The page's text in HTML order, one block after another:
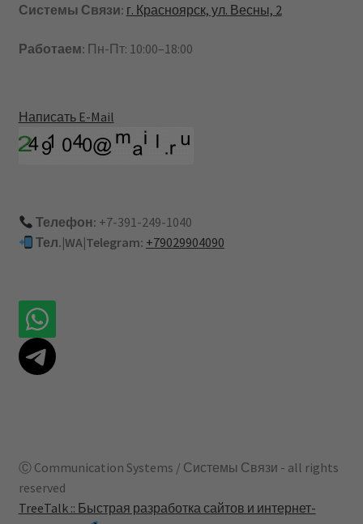
Системы Связи: г. Красноярск, ул. Весны, 2
Работаем: Пн-Пт: 10:00–18:00
Написать E-Mail
Телефон: +7-391-249-1040
Тел.|WA|Telegram: +79029904090
Ⓒ Communication Systems / Системы Связи - all rights
reserved
TreeTalk :: Быстрая разработка сайтов и интернет-